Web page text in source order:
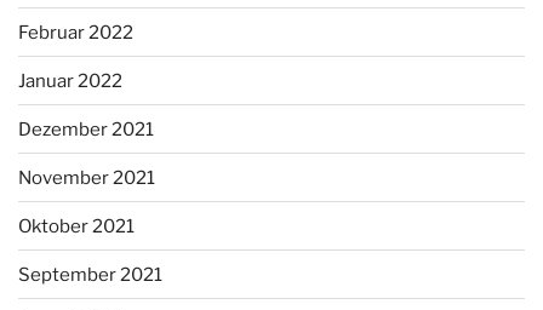
Februar 2022
Januar 2022
Dezember 2021
November 2021
Oktober 2021
September 2021